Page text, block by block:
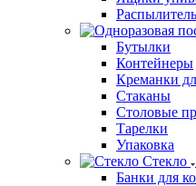
Сушилки
Таймеры
Терки,
Термосумки
Термосы
Турки для
Чайники
Щётки
Щипцы
Ящики